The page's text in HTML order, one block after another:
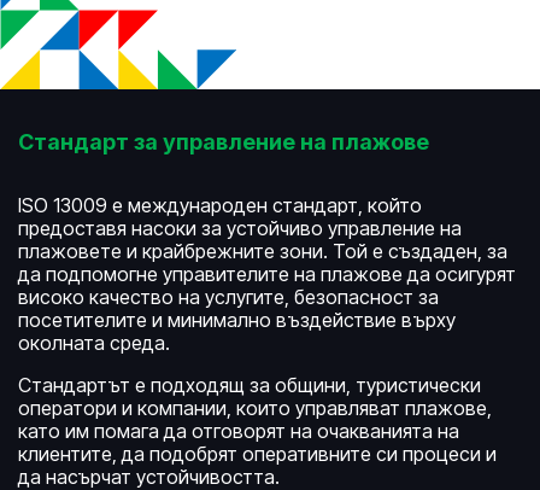
Стандарт за управление на плажове
ISO 13009 е международен стандарт, който
предоставя насоки за устойчиво управление на
плажовете и крайбрежните зони. Той е създаден, за
да подпомогне управителите на плажове да осигурят
високо качество на услугите, безопасност за
посетителите и минимално въздействие върху
околната среда.
Стандартът е подходящ за общини, туристически
оператори и компании, които управляват плажове,
като им помага да отговорят на очакванията на
клиентите, да подобрят оперативните си процеси и
да насърчат устойчивостта.